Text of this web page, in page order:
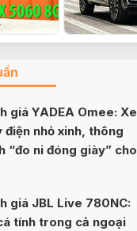
giá YADEA Omee: Xe
điện nhỏ xinh, thông
“đo ni đóng giày” cho
giá JBL Live 780NC:
tính trong cả ngoại